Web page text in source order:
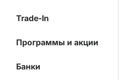
Trade-In
Программы и акции
Банки